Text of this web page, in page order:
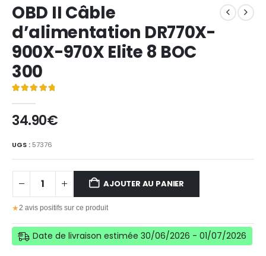
OBD II Câble
d’alimentation DR770X-
900X-970X Elite 8 BOC
300
34.90€
UGS : 57376
AJOUTER AU PANIER
★2 avis positifs sur ce produit
Date de livraison estimée 30/06/2026 - 01/07/2026